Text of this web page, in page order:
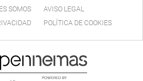
SOMOS
AVISO LEGAL
POLÍTICA DE COOKIES